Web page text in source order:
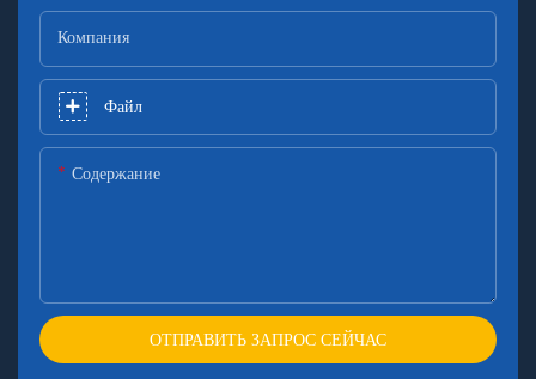
Компания
Файл
Содержание
ОТПРАВИТЬ ЗАПРОС СЕЙЧАС